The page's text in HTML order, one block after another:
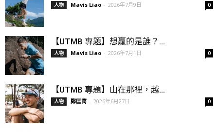
人物 Mavis Liao - 2026年7月9日 0
【UTMB 專題】想贏的是誰？...
人物 Mavis Liao - 2026年7月1日 0
【UTMB 專題】山在那裡，越...
人物 鄭匡寓 - 2026年6月27日 0